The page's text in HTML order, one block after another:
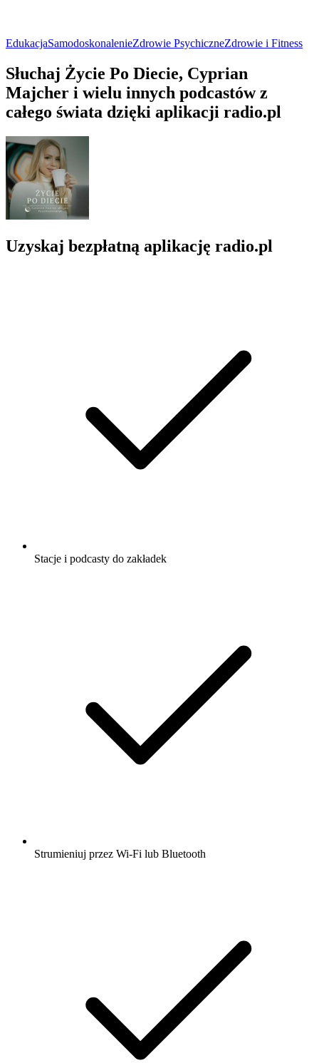
EdukacjaSamodoskonalenieZdrowie PsychiczneZdrowie i Fitness
Słuchaj Życie Po Diecie, Cyprian
Majcher i wielu innych podcastów z
całego świata dzięki aplikacji radio.pl
Uzyskaj bezpłatną aplikację radio.pl
Stacje i podcasty do zakładek
Strumieniuj przez Wi-Fi lub Bluetooth